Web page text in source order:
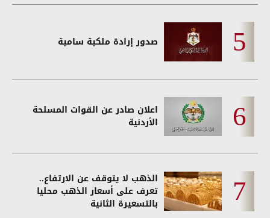
صدور إرادة ملكية سامية
اعلان صادر عن القوات المسلحة
الأردنية
الذهب لا يتوقف عن الارتفاع..
تعرف على أسعار الذهب محليا
بالتسعيرة الثانية